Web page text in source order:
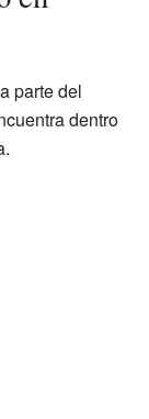
parte del
dentro